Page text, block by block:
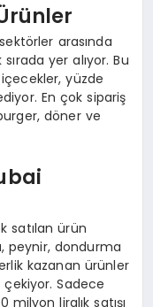
arasında
yer alıyor. Bu
yüzde
En çok sipariş
döner ve
satılan ürün
peynir, dondurma
kazanan ürünler
çekiyor. Sadece
milyon liralık satışı